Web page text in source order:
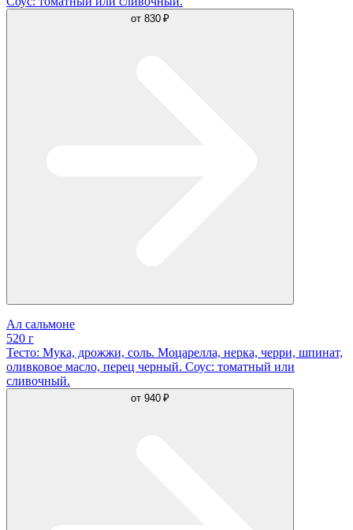
от 830 ₽
Ал сальмоне
520 г
Тесто: Мука, дрожжи, соль. Моцарелла, нерка, черри, шпинат,
оливковое масло, перец черный. Соус: томатный или
сливочный.
от 940 ₽